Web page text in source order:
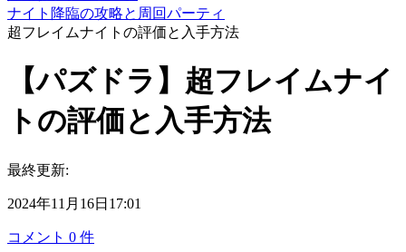
ナイト降臨の攻略と周回パーティ
超フレイムナイトの評価と入手方法
【パズドラ】超フレイムナイ
トの評価と入手方法
最終更新:
2024年11月16日17:01
コメント 0 件